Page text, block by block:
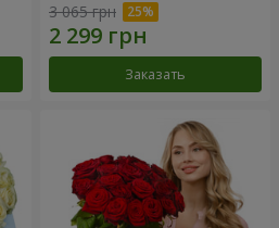
3 065 грн
Заказать